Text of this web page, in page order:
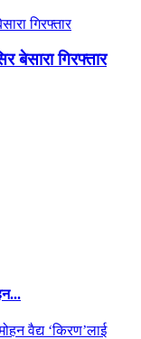
बेसारा गिरफ्तार